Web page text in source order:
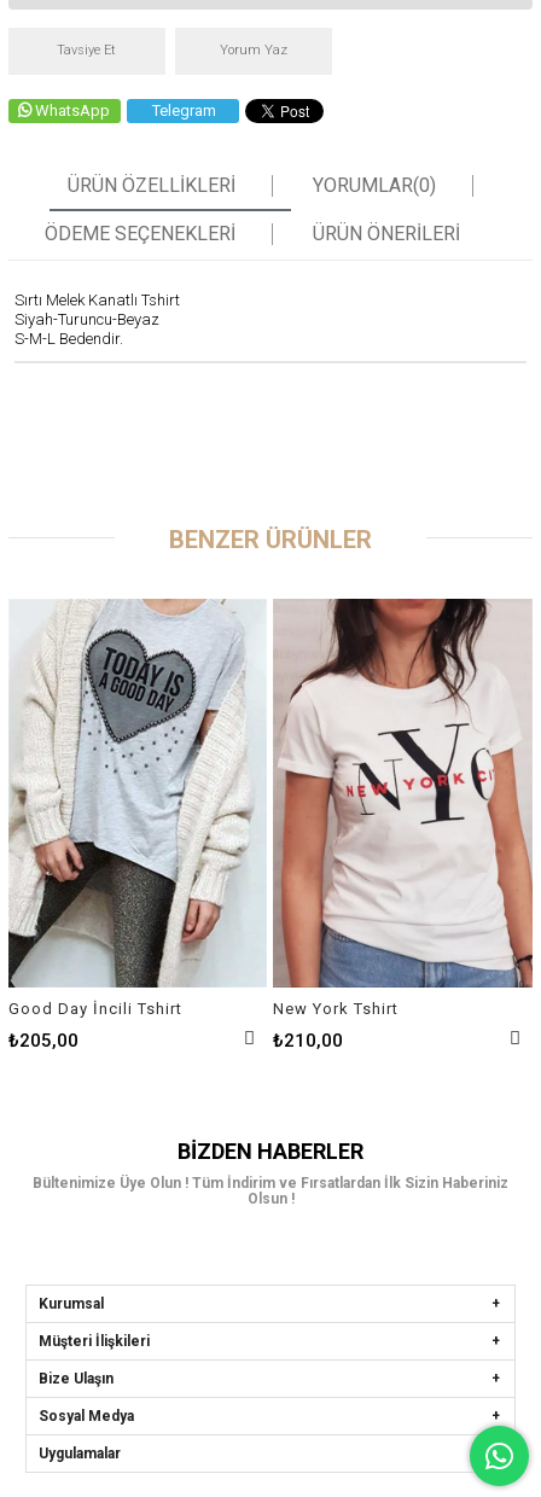
Tavsiye Et Yorum Yaz
WhatsApp Telegram
ÜRÜN ÖZELLIKLERI YORUMLAR(0)
ÖDEME SEÇENEKLERI ÜRÜN ÖNERILERI
Sırtı Melek Kanatlı Tshirt
Siyah-Turuncu-Beyaz
S-M-L Bedendir.
BENZER ÜRÜNLER
Good Day İncili Tshirt
₺205,00
New York Tshirt
₺210,00
BIZDEN HABERLER
Bültenimize Üye Olun ! Tüm İndirim ve Fırsatlardan İlk Sizin Haberiniz
Olsun !
Kurumsal
Müşteri İlişkileri
Bize Ulaşın
Sosyal Medya
Uygulamalar